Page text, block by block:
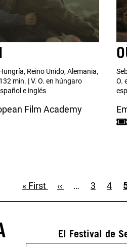
Reino Unido, Alemania,
min. | V. O. en húngaro
e inglés
Film Academy
O.
Primera
página
« First
Página
anterior
‹‹ … Page
3 Page
4
El Festival de